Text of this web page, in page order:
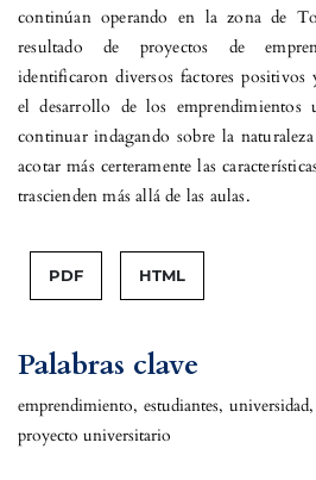
Palabras clave
emprendimiento, estudiantes, universidad,
proyecto universitario
continúan operando en la zona de
resultado de proyectos de
identificaron diversos factores
el desarrollo de los emprendimientos
continuar indagando sobre la
acotar más certeramente las
trascienden más allá de las aulas.
PDF HTML